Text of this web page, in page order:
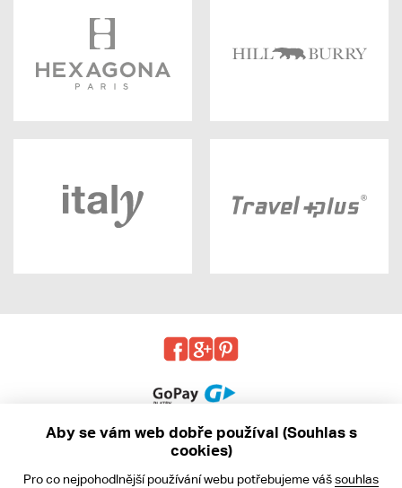
Aby se vám web dobře používal (Souhlas s
cookies)
Pro co nejpohodlnější používání webu potřebujeme vášsouhlas